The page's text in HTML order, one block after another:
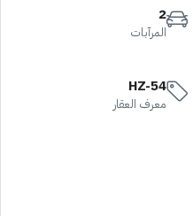
2
المرآبات
HZ-54
معرف العقار